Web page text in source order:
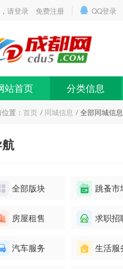
请登录 免费注册 QQ登录
站首页 分类信息
置： 首页 同城信息 全部同城信息
全部版块 跳蚤市
房屋租售 求职招
汽车服务 生活服